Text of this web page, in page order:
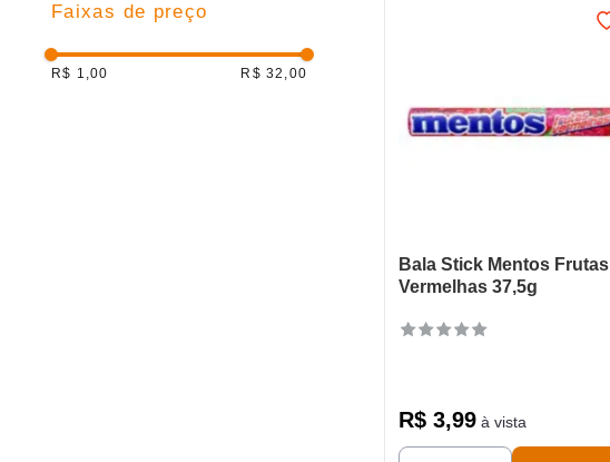
Perfetti
Garoto
Faixas de preço
R$ 1,00 R$ 32,00
Bala Stick Mentos Frutas
Vermelhas 37,5g
R$ 3,99à vista